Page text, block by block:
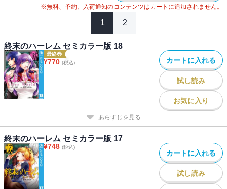
※無料、予約、入荷通知のコンテンツはカートに追加されません。
1 2
終末のハーレム セミカラー版 18
最終巻
¥770 (税込) カートに入れる
試し読み
お気に入り
あらすじを見る
終末のハーレム セミカラー版 17
¥748 (税込)
カートに入れる
試し読み